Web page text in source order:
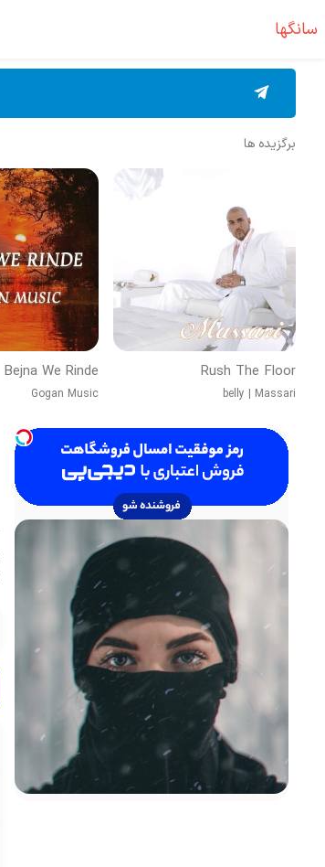
سانگها
برگزیده ها
Rush The Floor
belly | Massari
Bejna We Rinde
Gogan Music